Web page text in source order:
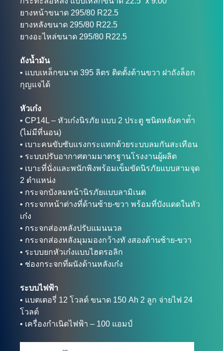
ยางหน้าขนาด 295/80 R22.5
ยางหลังขนาด 295/80 R22.5
ยางอะไหล่ขนาด 295/80 R22.5
ถังน้ำมัน
• แบบเหล็กขนาด 395 ลิตร ติดตั้งด้านขวา ฝาถังล็อก
กุญแจได้
หัวเก๋ง
• CP14L – หัวเก๋งนิรภัย แบบ 2 ประตู ชนิดหลังคาต่้า
(ไม่มีที่นอน)
• เบาะคนขับซับแรงกระแทกด้วยระบบลมกันสะเทือน
• ระบบปรับอากาศตามมาตรฐานโรงงานผู้ผลิต
• เบาะที่นั่งและพนักพิงพร้อมเข็มขัดนิรภัยแบบสามจุด
2 ตำแหน่ง
• กระจกบังลมหน้านิรภัยแบบลามิเนต
• กระจกหน้าต่างที่ด้านซ้าย-ขวา พร้อมที่บังแดดในหัว
เก๋ง
• กระจกส่องหลังปรับแมนนวล
• กระจกส่องหลังมุมมองกว้างทั งสองด้านซ้าย-ขวา
• ระบบยกหัวเก๋งแบบไฮดรอลิก
• ช่องกระจกที่ผนังด้านหลังเก๋ง
ระบบไฟฟ้า
• แบตเตอรี่ 12 โวลต์ ขนาด 150 Ah 2 ลูก จ่ายไฟ 24
โวลต์
• เครื่องกำเนิดไฟฟ้า – 100 แอมป์